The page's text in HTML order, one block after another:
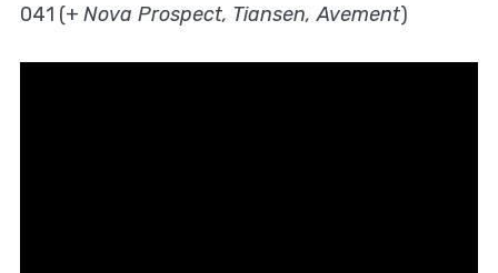
041 (+ Nova Prospect, Tiansen, Avement)